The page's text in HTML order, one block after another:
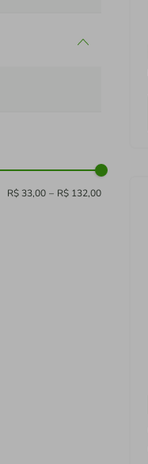
R$ 33,00 – R$ 132,00